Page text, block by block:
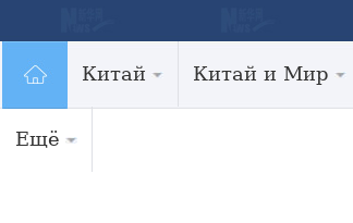
Китай Китай и Мир
Ещё